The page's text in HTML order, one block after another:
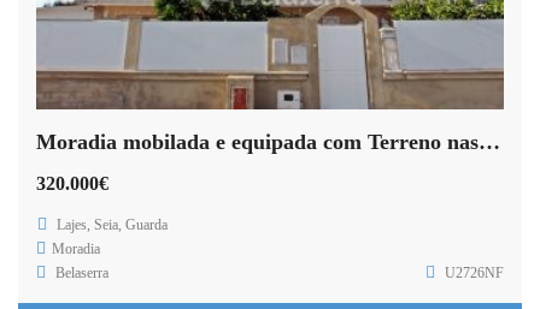
Moradia mobilada e equipada com Terreno nas Lajes
320.000€
Lajes, Seia, Guarda
Moradia
Belaserra
U2726NF